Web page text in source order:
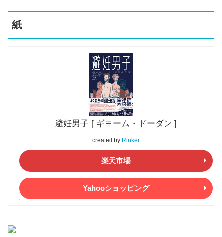
紙
避妊男子 [ ギヨーム・ドーダン ]
created by Rinker
楽天市場
Yahooショッピング